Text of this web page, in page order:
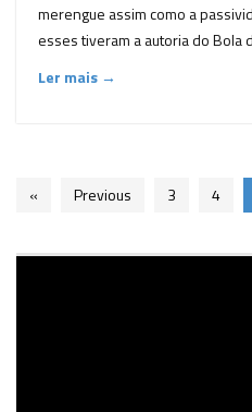
merengue assim como a
esses tiveram a autoria do Bola
Ler mais →
« Previous 3 4